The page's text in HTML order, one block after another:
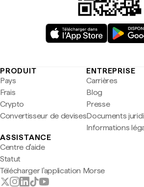
PRODUIT
Pays
Frais
Crypto
Convertisseur de devises
ENTREPRISE
Carrières
Blog
Presse
Documents
Informations
ASSISTANCE
Centre d'aide
Statut
Télécharger l'application Morse